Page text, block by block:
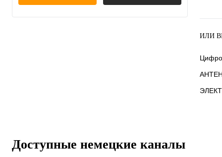
ИЛИ
Доступные немецкие каналы